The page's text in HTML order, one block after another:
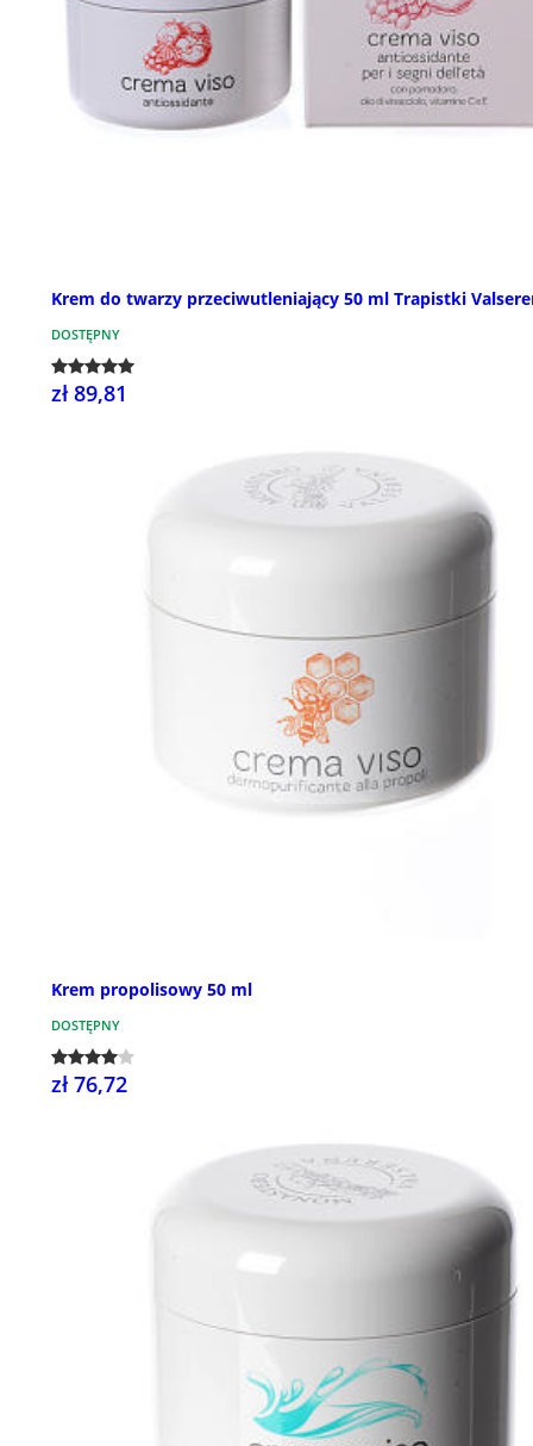
Krem do twarzy przeciwutleniający 50 ml Trapistki
DOSTĘPNY
zł 89,81
Krem propolisowy 50 ml
DOSTĘPNY
zł 76,72